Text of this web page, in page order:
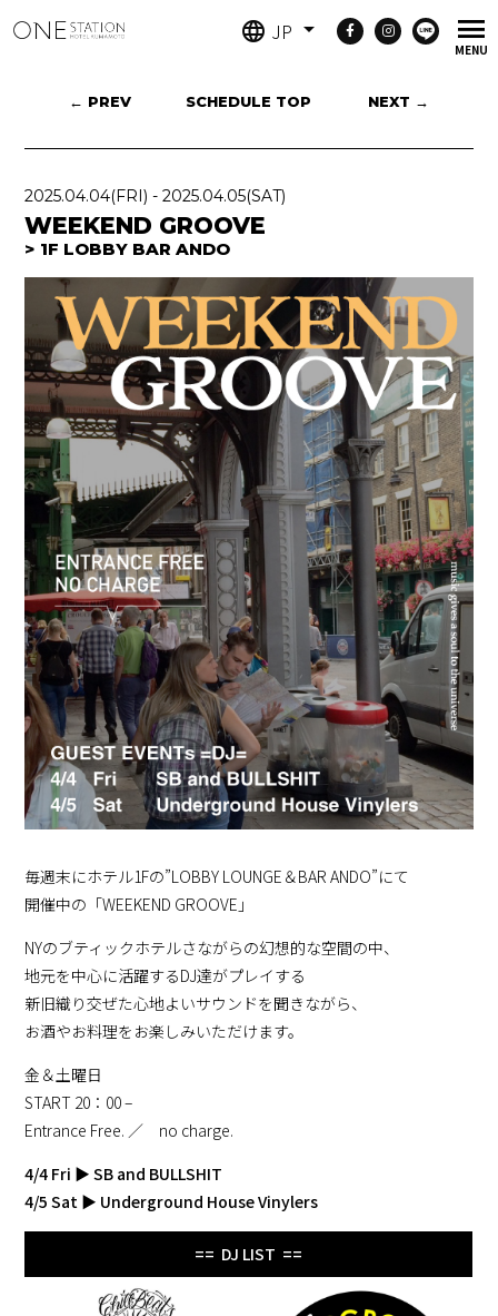
JP
← PREV SCHEDULE TOP NEXT →
2025.04.04(FRI) -2025.04.05(SAT)
WEEKEND GROOVE
1F LOBBY BAR ANDO
毎週末にホテル1Fの”LOBBY LOUNGE＆BAR ANDO”にて
開催中の「WEEKEND GROOVE」
NYのブティックホテルさながらの幻想的な空間の中、
地元を中心に活躍するDJ達がプレイする
新旧織り交ぜた心地よいサウンドを聞きながら、
お酒やお料理をお楽しみいただけます。
金＆土曜日
START 20：00 –
Entrance Free. ／ no charge.
4/4 Fri ▶SB and BULLSHIT
4/5 Sat ▶ Underground House Vinylers
== DJ LIST ==